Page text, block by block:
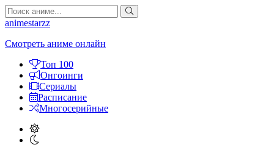
animestarzz
Смотреть аниме онлайн
Топ 100
Онгоинги
Сериалы
Расписание
Многосерийные